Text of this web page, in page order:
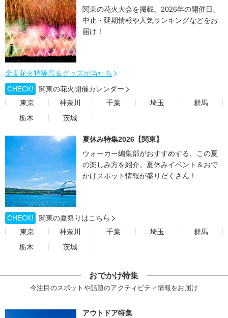
関東の花火大会を掲載。2026年の開催日、
中止・延期情報や人気ランキングなどをお
届け！
金麦花火特等席＆グッズが当たる
CHECK!
関東の花火開催カレンダー
東京
神奈川 千葉 埼玉
群馬
栃木
茨城
夏休み特集2026【関東】
ウォーカー編集部がおすすめする、この夏
の楽しみ方を紹介。夏休みイベント＆おで
かけスポット情報が盛りだくさん！
CHECK!
関東の夏祭りはこちら
東京
神奈川 千葉 埼玉
群馬
栃木
茨城
おでかけ特集
今注目のスポットや話題のアクティビティ情報をお届け
アウトドア特集